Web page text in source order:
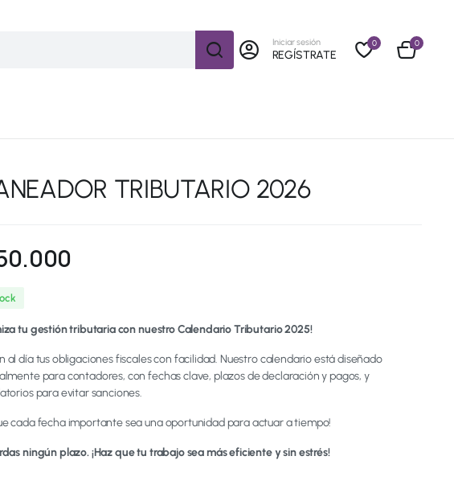
Iniciar sesión
REGÍSTRATE
0 0
TRIBUTARIO 2026
tu gestión tributaria con nuestro Calendario Tributario 2025!
al día tus obligaciones fiscales con facilidad. Nuestro calendario está diseñado
para contadores, con fechas clave, plazos de declaración y pagos, y
para evitar sanciones.
cada fecha importante sea una oportunidad para actuar a tiempo!
ningún plazo. ¡Haz que tu trabajo sea más eficiente y sin estrés!